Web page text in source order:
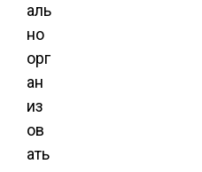
аль
но
орг
ан
из
ов
ать